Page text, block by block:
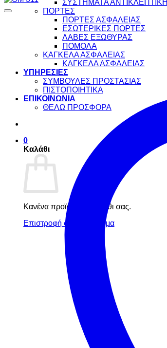
ΣΥΣΤΗΜΑΤΑ
ΠΟΡΤΕΣ
ΠΟΡΤΕΣ ΑΣΦΑΛΕΙΑΣ
ΕΣΩΤΕΡΙΚΕΣ ΠΟΡΤΕΣ
ΛΑΒΕΣ ΕΞΩΘΥΡΑΣ
ΠΟΜΟΛΑ
ΚΑΓΚΕΛΑ ΑΣΦΑΛΕΙΑΣ
ΚΑΓΚΕΛΑ ΑΣΦΑΛΕΙΑΣ
ΥΠΗΡΕΣΙΕΣ
ΣΥΜΒΟΥΛΕΣ ΠΡΟΣΤΑΣΙΑΣ
ΠΙΣΤΟΠΟΙΗΤΙΚΑ
ΕΠΙΚΟΙΝΩΝΙΑ
ΘΕΛΩ ΠΡΟΣΦΟΡΑ
0
Καλάθι
Κανένα προϊόν στο καλάθι σας.
Επιστροφή στο κατάστημα